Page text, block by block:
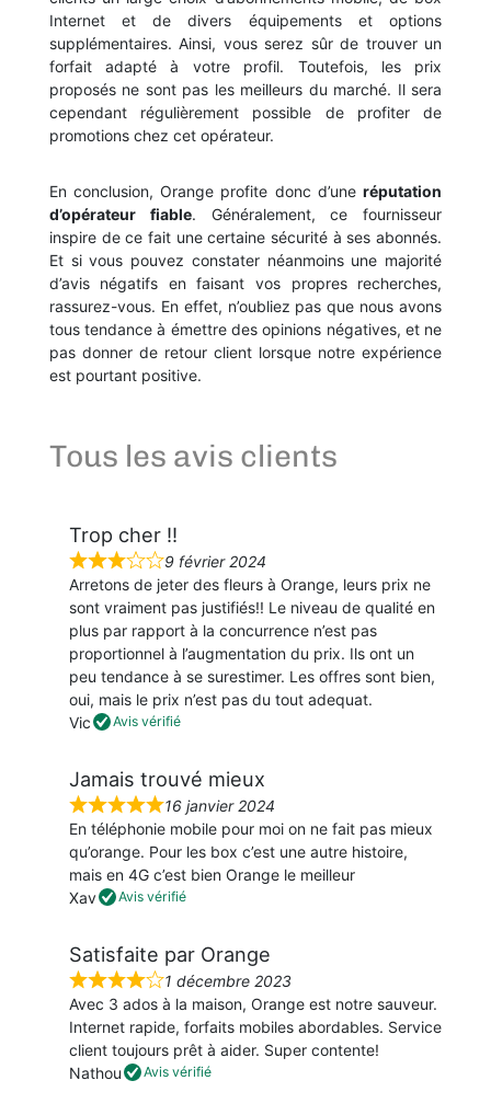
Internet et de divers équipements et options
supplémentaires. Ainsi, vous serez sûr de trouver un
forfait adapté à votre profil. Toutefois, les prix
proposés ne sont pas les meilleurs du marché. Il sera
cependant régulièrement possible de profiter de
promotions chez cet opérateur.
En conclusion, Orange profite donc d’uneréputation
d’opérateur fiable. Généralement, ce fournisseur
inspire de ce fait une certaine sécurité à ses abonnés.
Et si vous pouvez constater néanmoins une majorité
d’avis négatifs en faisant vos propres recherches,
rassurez-vous. En effet, n’oubliez pas que nous avons
tous tendance à émettre des opinions négatives, et ne
pas donner de retour client lorsque notre expérience
est pourtant positive.
Tous les avis clients
Trop cher !!
N
o
t
é
3
s
u
r
9 février 2024
Arretons de jeter des fleurs à Orange, leurs prix ne
sont vraiment pas justifiés!! Le niveau de qualité en
plus par rapport à la concurrence n’est pas
proportionnel à l’augmentation du prix. Ils ont un
peu tendance à se surestimer. Les offres sont bien,
oui, mais le prix n’est pas du tout adequat.
Vic
Avis vérifié
Jamais trouvé mieux
N
o
t
é
5
u
r
5
16 janvier 2024
En téléphonie mobile pour moi on ne fait pas mieux
qu’orange. Pour les box c’est une autre histoire,
mais en 4G c’est bien Orange le meilleur
Xav
Avis vérifié
Satisfaite par Orange
N
o
t
é
4
1 décembre 2023
Avec 3 ados à la maison, Orange est notre sauveur.
Internet rapide, forfaits mobiles abordables. Service
client toujours prêt à aider. Super contente!
Nathou
Avis vérifié